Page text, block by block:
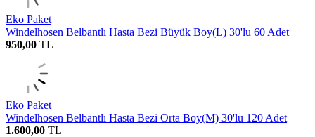
Eko Paket
Windelhosen Belbantlı Hasta Bezi Büyük Boy(L) 30'lu 60 Adet
950,00 TL
Eko Paket
Windelhosen Belbantlı Hasta Bezi Orta Boy(M) 30'lu 120 Adet
1.600,00 TL